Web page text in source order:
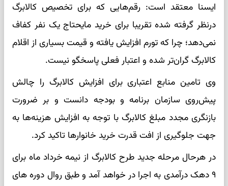
ایسنا معتقد است: رقم‌هایی که برای تخصیص کالابرگ
درنظر گرفته شده تقریبا برای خرید مایحتاج یک نفر کفاف
نمی‌دهد؛ چرا که تورم افزایش یافته و قیمت بسیاری از اقلام
کالابرگ گران‌تر شده و اعتبار فعلی پاسخگو نیست.
وی تامین منابع اعتباری برای افزایش کالابرگ را چالش
پیش‌روی سازمان برنامه و بودجه دانست و بر ضرورت
بازنگری مجدد مبلغ کالابرگ با توجه به افزایش هزینه‌ها به
جهت جلوگیری از افت قدرت خرید خانوارها تاکید کرد.
در هرحال مرحله جدید طرح کالابرگ از نیمه خرداد ماه برای
۹ دهک درآمدی به اجرا در خواهد آمد و طبق روال دوره های